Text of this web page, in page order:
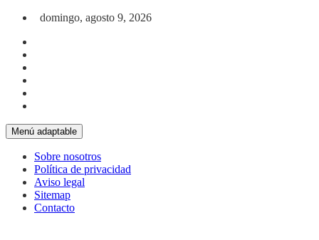
Saltar al contenido
domingo, agosto 9, 2026
Menú adaptable
Sobre nosotros
Política de privacidad
Aviso legal
Sitemap
Contacto